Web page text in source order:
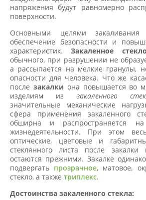
напряжения будут равномерно
поверхности.
Основными целями закаливания
обеспечение безопасности и
характеристик.Закаленное стекло
обычного, при разрушении не
а рассыпается на мелкие гранулы,
опасности для человека. Что же
после закалки она повышается во
изделиям из закаленного
значительные механические
сфера применения закаленного
обширна и распространяется
жизнедеятельности. При этом
оптические, цветовые и
стеклянного листа после
остаются прежними. Закалке
подвергать прозрачное, матовое,
стекло, а также триплекс.
Достоинства закаленного стекла: